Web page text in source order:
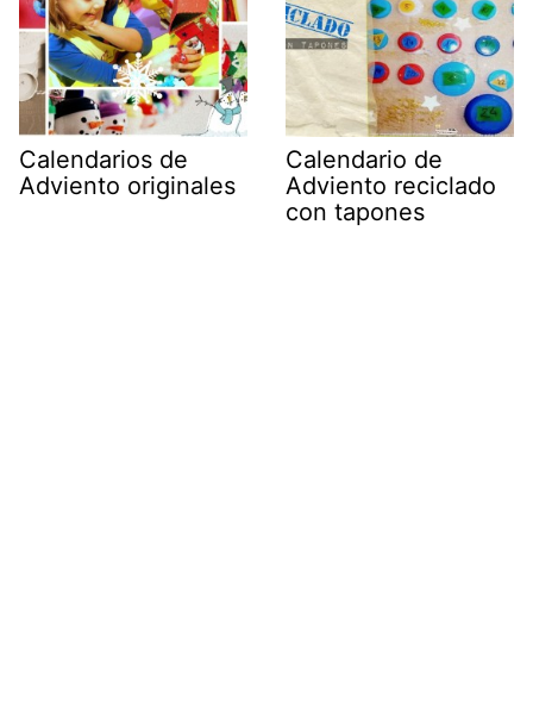
Calendarios de
Adviento originales
Calendario de
Adviento reciclado
con tapones